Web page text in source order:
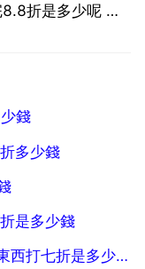
折是多少呢 解
錢
多少錢
是多少錢
600元打75折是多少錢,500塊錢的東西打七折是多少錢怎麼算的求解